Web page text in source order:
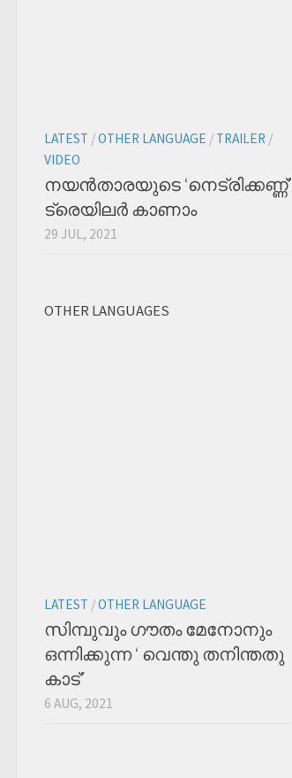
LATEST /OTHER LANGUAGE / TRAILER /
VIDEO
നയന്‍താരയുടെ ‘നെട്രിക്കണ്ണ്’
ട്രെയിലര്‍ കാണാം
29 JUL, 2021
OTHER LANGUAGES
LATEST /OTHER LANGUAGE
സിമ്പുവും ഗൗതം മേനോനും
ഒന്നിക്കുന്ന ‘ വെന്തു തനിന്തതു
കാട്’
6 AUG, 2021